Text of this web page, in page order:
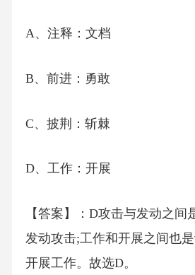
A、注释：文档
B、前进：勇敢
C、披荆：斩棘
D、工作：开展
【答案】：D攻击与发动之间
发动攻击;工作和开展之间也
开展工作。故选D。